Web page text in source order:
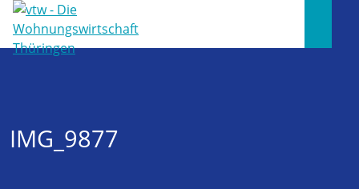
IMG_9877